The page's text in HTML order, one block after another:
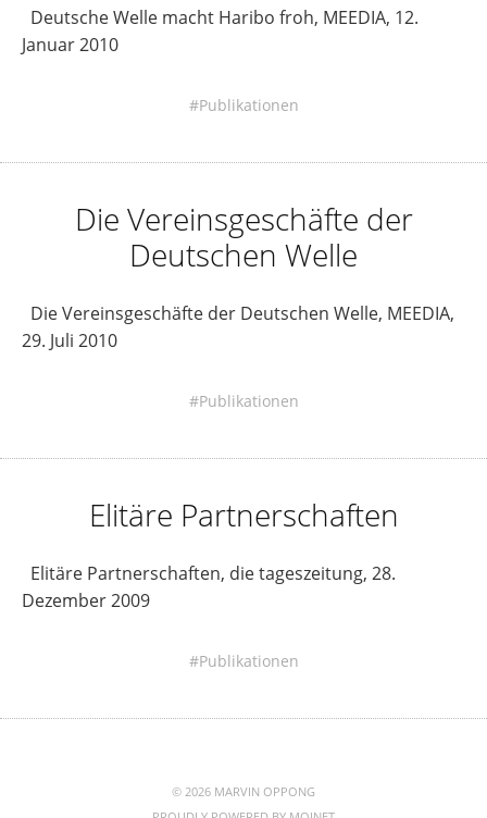
Deutsche Welle macht Haribo froh, MEEDIA, 12.
Januar 2010
Publikationen
Die Vereinsgeschäfte der
Deutschen Welle
Die Vereinsgeschäfte der Deutschen Welle, MEEDIA,
29. Juli 2010
Publikationen
Elitäre Partnerschaften
Elitäre Partnerschaften, die tageszeitung, 28.
Dezember 2009
Publikationen
© 2026 MARVIN OPPONG